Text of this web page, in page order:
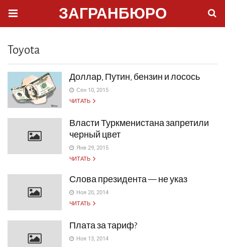
ЗАГРАНБЮРО
Toyota
Доллар, Путин, бензин и лосось
Сен 10, 2015
ЧИТАТЬ
Власти Туркменистана запретили
черный цвет
Янв 29, 2015
ЧИТАТЬ
Слова президента — не указ
Ноя 20, 2014
ЧИТАТЬ
Плата за тариф?
Ноя 13, 2014